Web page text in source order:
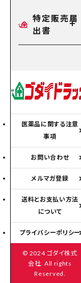
特定販売届
出書
医薬品に関する注意
事項
お問い合わせ
メルマガ登録
送料とお支払い方法
について
プライバシーポリシー
© 2024 ゴダイ株式
会社. All rights
Reserved.